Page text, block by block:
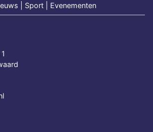
| Sport | Evenementen